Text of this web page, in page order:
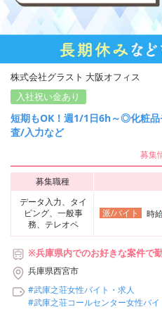
株式会社グラスト 大阪オフィス
入社祝い金あり
短期もOK！週1/1日6h～◎化粧品
査/入力など
募集
募集職種
データ入力、タイ
ピング、一般事
務、テレオペ
派/バイト 時
※兵庫県内でのお好きな案件で
兵庫県西宮市
#武庫之荘女性バイト・求人
#武庫之荘コールセンター女性バイ